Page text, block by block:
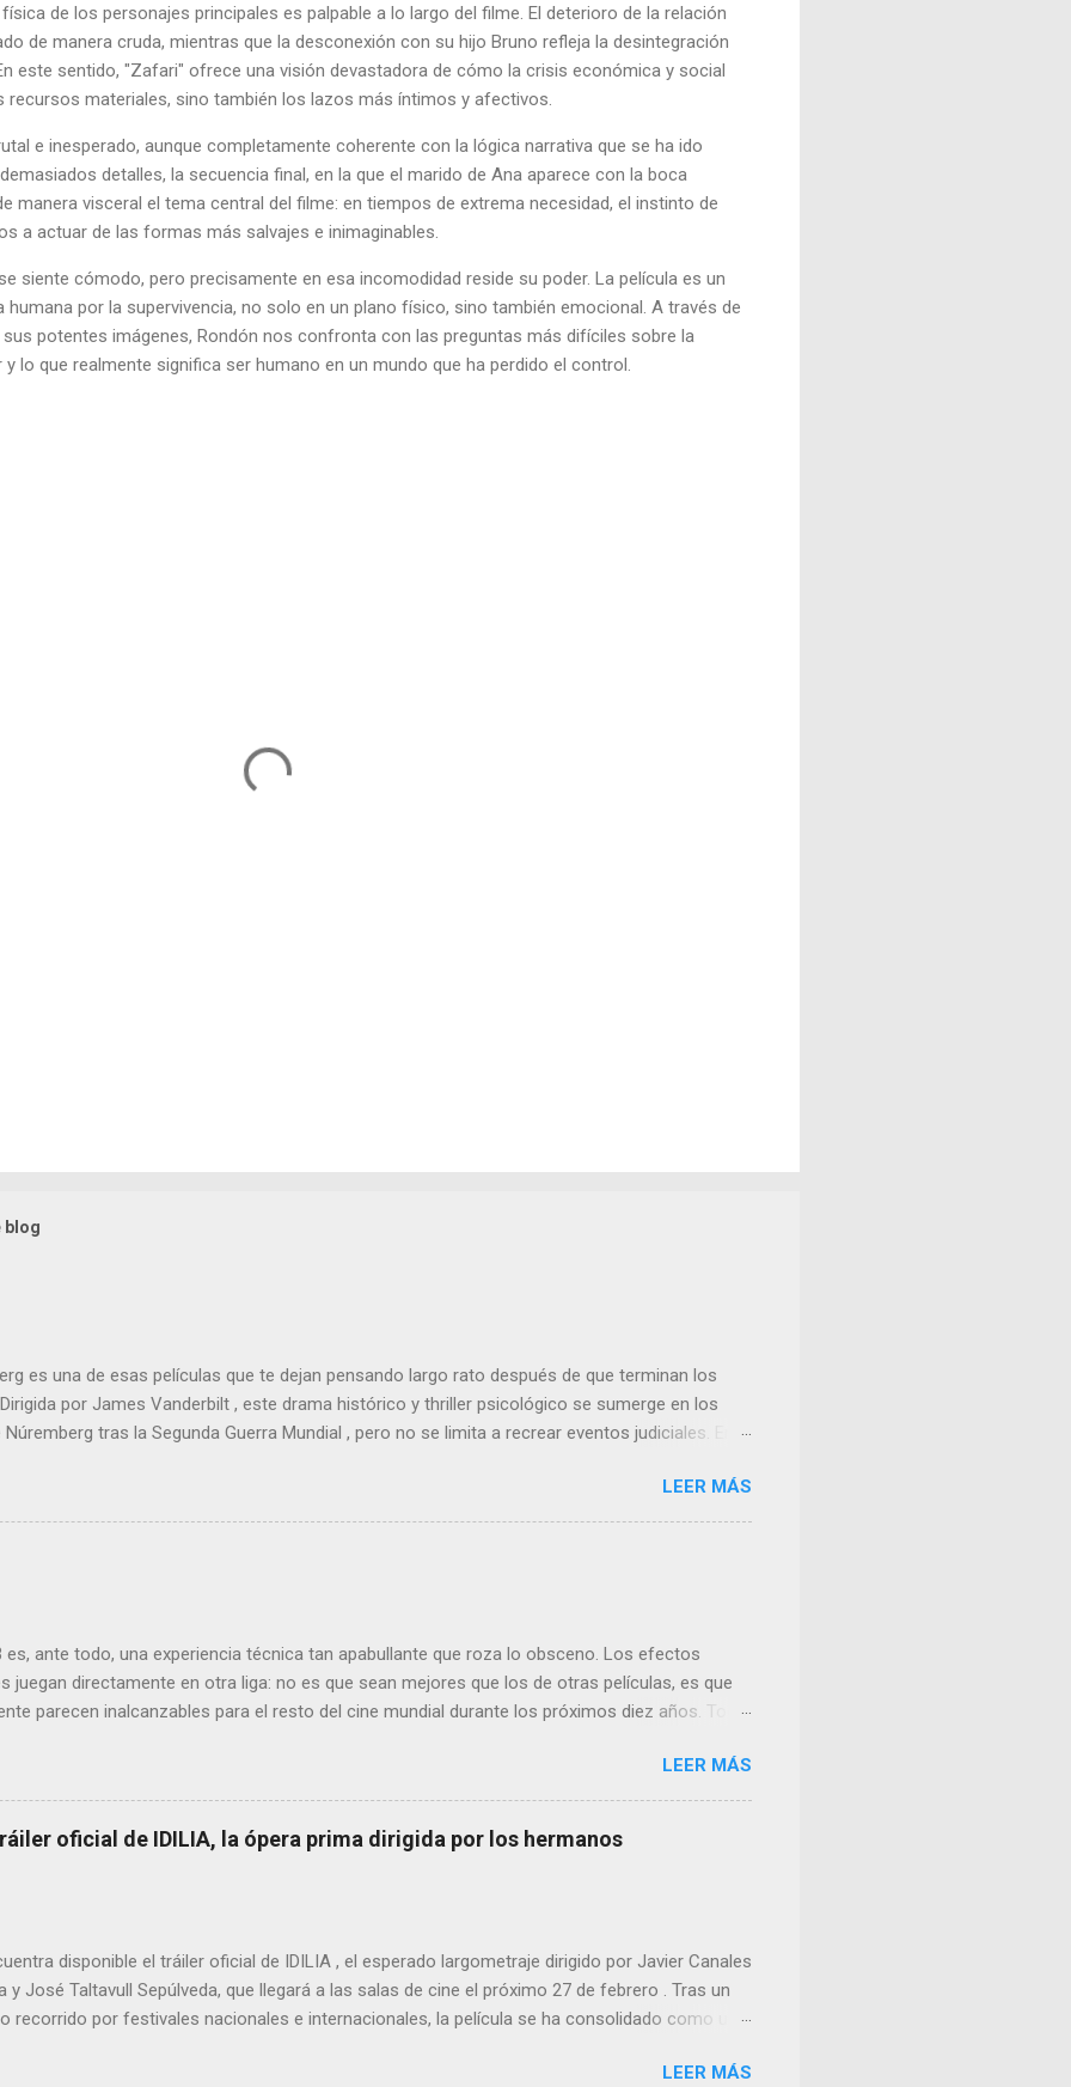
de los personajes principales es palpable a lo largo del filme. El deterioro de la relación
de manera cruda, mientras que la desconexión con su hijo Bruno refleja la desintegración
este sentido, "Zafari" ofrece una visión devastadora de cómo la crisis económica y social
recursos materiales, sino también los lazos más íntimos y afectivos.
e inesperado, aunque completamente coherente con la lógica narrativa que se ha ido
detalles, la secuencia final, en la que el marido de Ana aparece con la boca
manera visceral el tema central del filme: en tiempos de extrema necesidad, el instinto de
a actuar de las formas más salvajes e inimaginables.
siente cómodo, pero precisamente en esa incomodidad reside su poder. La película es un
por la supervivencia, no solo en un plano físico, sino también emocional. A través de
potentes imágenes, Rondón nos confronta con las preguntas más difíciles sobre la
lo que realmente significa ser humano en un mundo que ha perdido el control.
blog
es una de esas películas que te dejan pensando largo rato después de que terminan los
por James Vanderbilt , este drama histórico y thriller psicológico se sumerge en los
tras la Segunda Guerra Mundial , pero no se limita a recrear eventos judiciales. En
LEER MÁS
es, ante todo, una experiencia técnica tan apabullante que roza lo obsceno. Los efectos
juegan directamente en otra liga: no es que sean mejores que los de otras películas, es que
parecen inalcanzables para el resto del cine mundial durante los próximos diez años. Todo
LEER MÁS
oficial de IDILIA, la ópera prima dirigida por los hermanos
disponible el tráiler oficial de IDILIA , el esperado largometraje dirigido por Javier Canales
y José Taltavull Sepúlveda, que llegará a las salas de cine el próximo 27 de febrero . Tras un
recorrido por festivales nacionales e internacionales, la película se ha consolidado como una
LEER MÁS